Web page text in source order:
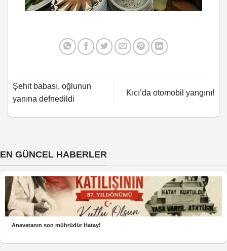
Şehit babası, oğlunun
yanına defnedildi
Kıcı’da otomobil yangını!
EN GÜNCEL HABERLER
Anavatanın son mührüdür Hatay!